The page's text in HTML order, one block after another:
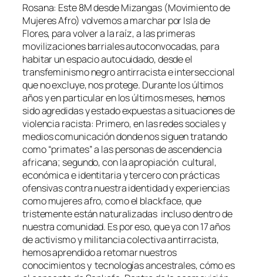
Rosana: Este 8M desde Mizangas (Movimiento de
Mujeres Afro) volvemos a marchar por Isla de
Flores, para volver a la raíz, a las primeras
movilizaciones barriales autoconvocadas, para
habitar un espacio autocuidado, desde el
transfeminismo negro antirracista e interseccional
que no excluye, nos protege. Durante los últimos
años y en particular en los últimos meses, hemos
sido agredidas y estado expuestas a situaciones de
violencia racista: Primero, en las redes sociales y
medios comunicación donde nos siguen tratando
como “primates” a las personas de ascendencia
africana; segundo, con la apropiación cultural,
económica e identitaria y tercero con prácticas
ofensivas contra nuestra identidad y experiencias
como mujeres afro, como el blackface, que
tristemente están naturalizadas incluso dentro de
nuestra comunidad. Es por eso, que ya con 17 años
de activismo y militancia colectiva antirracista,
hemos aprendido a retomar nuestros
conocimientos y tecnologías ancestrales, cómo es